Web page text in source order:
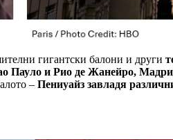
гигантски балони и други
Пауло и Рио де Жанейро,
– Пениуайз завладя